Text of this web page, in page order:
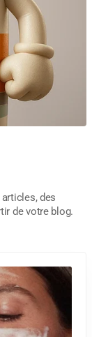
des
de votre blog.